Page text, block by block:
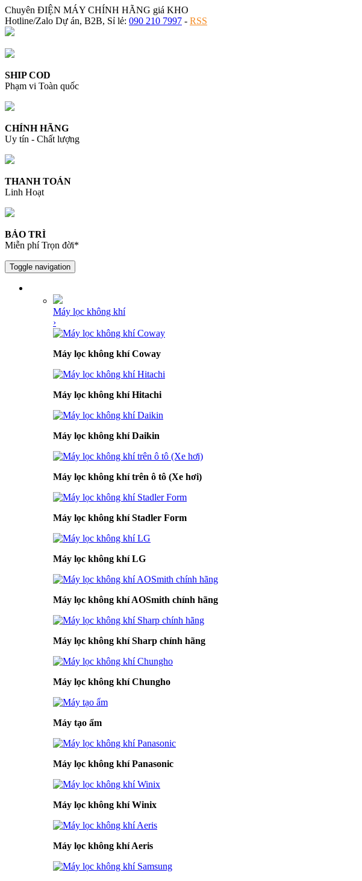
Chuyên ĐIỆN MÁY CHÍNH HÃNG giá KHO
Hotline/Zalo Dự án, B2B, Sỉ lẻ: 090 210 7997 - RSS
SHIP COD
Phạm vi Toàn quốc
CHÍNH HÃNG
Uy tín - Chất lượng
THANH TOÁN
Linh Hoạt
BẢO TRÌ
Miễn phí Trọn đời*
Toggle navigation
Máy lọc không khí
›
Máy lọc không khí Coway
Máy lọc không khí Hitachi
Máy lọc không khí Daikin
Máy lọc không khí trên ô tô (Xe hơi)
Máy lọc không khí Stadler Form
Máy lọc không khí LG
Máy lọc không khí AOSmith chính hãng
Máy lọc không khí Sharp chính hãng
Máy lọc không khí Chungho
Máy tạo ẩm
Máy lọc không khí Panasonic
Máy lọc không khí Winix
Máy lọc không khí Aeris